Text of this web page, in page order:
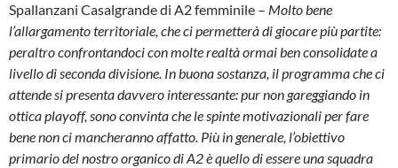
Spallanzani Casalgrande di A2 femminile – Molto bene
l’allargamento territoriale, che ci permetterà di giocare più partite:
peraltro confrontandoci con molte realtà ormai ben consolidate a
livello di seconda divisione. In buona sostanza, il programma che ci
attende si presenta davvero interessante: pur non gareggiando in
ottica playoff, sono convinta che le spinte motivazionali per fare
bene non ci mancheranno affatto. Più in generale, l’obiettivo
primario del nostro organico di A2 è quello di essere una squadra